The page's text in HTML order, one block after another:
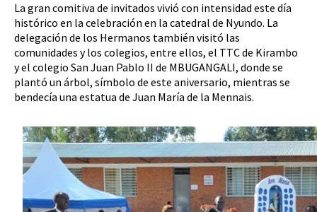
La gran comitiva de invitados vivió con intensidad este día
histórico en la celebración en la catedral de Nyundo. La
delegación de los Hermanos también visitó las
comunidades y los colegios, entre ellos, el TTC de Kirambo
y el colegio San Juan Pablo II de MBUGANGALI, donde se
plantó un árbol, símbolo de este aniversario, mientras se
bendecía una estatua de Juan María de la Mennais.